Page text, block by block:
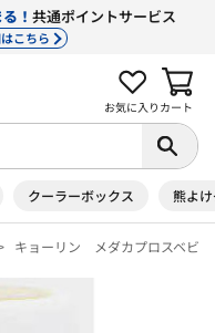
！ 共通ポイントサービス
こちら
お気に入り カート
クーラーボックス 熊よ
キョーリン メダカプロスベビ